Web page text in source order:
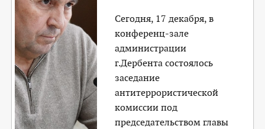
Сегодня, 17 декабря, в
конференц-зале
администрации
г.Дербента состоялось
заседание
антитеррористической
комиссии под
председательством главы